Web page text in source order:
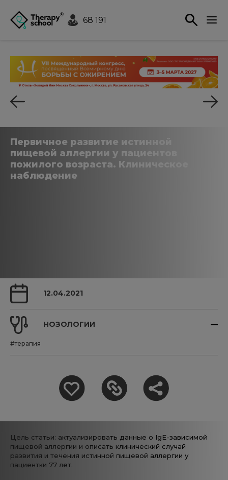
68 191
Первичное развитие истинной
пищевой аллергии у пациентов
пожилого возраста. Клиническое
наблюдение
12.04.2021
НОЗОЛОГИИ
#терапия
Цель статьи: актуализировать данные о IgE-зависимой
пищевой аллергии и описать клинический случай
развития и течения истинной пищевой аллергии у
пациентки 77 лет.